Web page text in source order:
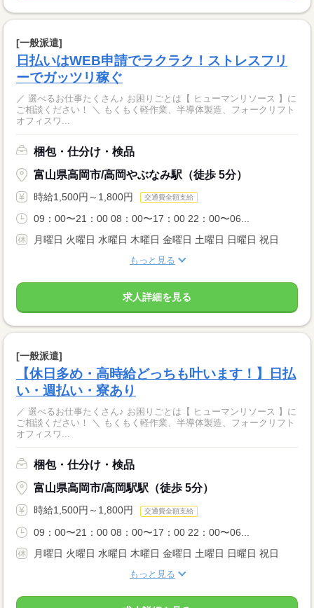
[一般派遣]
日払いはWEB申請でラクラク！ストレスフリ
ーでガッツリ稼ぐ
／ 選べるお仕事たくさん♪ お困りごとは【 ヒューマンリソース 】に
ご相談ください！ ＼ もくもく軽作業、半導体製造、フォークリフト
オフィスワ...
梱包・仕分け・検品
富山県高岡市/高岡やぶなみ駅（徒歩 5分）
時給1,500円～1,800円 交通費全額支給
09：00〜21：00 08：00〜17：00 22：00〜06...
月曜日 火曜日 水曜日 木曜日 金曜日 土曜日 日曜日 祝日
もっと見る
求人詳細を見る
[一般派遣]
【休日多め・高時給どっちも叶います！】日払
い・週払い・寮あり
／ 選べるお仕事たくさん♪ お困りごとは【 ヒューマンリソース 】に
ご相談ください！ ＼ もくもく軽作業、半導体製造、フォークリフト
オフィスワ...
梱包・仕分け・検品
富山県高岡市/高岡駅駅（徒歩 5分）
時給1,500円～1,800円 交通費全額支給
09：00〜21：00 08：00〜17：00 22：00〜06...
月曜日 火曜日 水曜日 木曜日 金曜日 土曜日 日曜日 祝日
もっと見る